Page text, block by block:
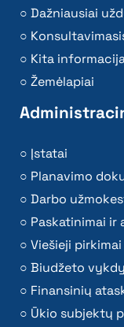
Dažniausiai
Kita
Žemėlapiai
Įstatai
Planavimo
Darbo
Paskatinimai ir
Viešieji pirkimai
Biudžeto
Finansinių
Ūkio subjektų